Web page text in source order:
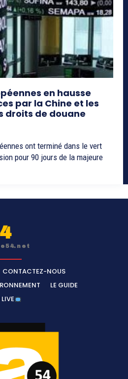
en hausse
par la Chine et les
droits de douane
ont terminé dans le vert
pour 90 jours de la majeure
CONTACTEZ-NOUS
LE GUIDE